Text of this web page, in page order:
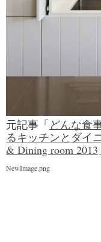
元記事「どんな食
るキッチンとダイ
& Dining room 2013
NewImage.png